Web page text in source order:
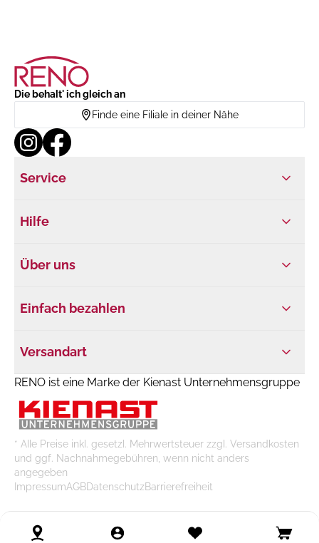
Die behalt' ich gleich an
Finde eine Filiale in deiner Nähe
Service
Hilfe
Über uns
Einfach bezahlen
Versandart
RENO ist eine Marke der Kienast Unternehmensgruppe
* Alle Preise inkl. gesetzl. Mehrwertsteuer zzgl. Versandkosten
und ggf. Nachnahmegebühren, wenn nicht anders
angegeben
ImpressumAGBDatenschutzBarrierefreiheit